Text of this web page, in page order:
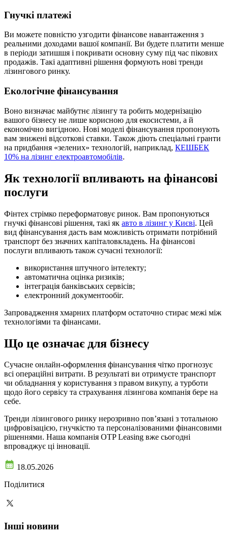
Гнучкі платежі
Ви можете повністю узгодити фінансове навантаження з
реальними доходами вашої компанії. Ви будете платити менше
в періоди затишшя і покривати основну суму під час пікових
продажів. Такі адаптивні рішення формують нові тренди
лізингового ринку.
Екологічне фінансування
Воно визначає майбутнє лізингу та робить модернізацію
вашого бізнесу не лише корисною для екосистеми, а й
економічно вигідною. Нові моделі фінансування пропонують
вам знижені відсоткові ставки. Також діють спеціальні гранти
на придбання «зелених» технологій, наприклад, КЕШБЕК
10% на лізинг електроавтомобілів.
Як технології впливають на фінансові
послуги
Фінтех стрімко переформатовує ринок. Вам пропонуються
гнучкі фінансові рішення, такі як авто в лізинг у Києві. Цей
вид фінансування дасть вам можливість отримати потрібний
транспорт без значних капіталовкладень. На фінансові
послуги впливають також сучасні технології:
використання штучного інтелекту;
автоматична оцінка ризиків;
інтеграція банківських сервісів;
електронний документообіг.
Запровадження хмарних платформ остаточно стирає межі між
технологіями та фінансами.
Що це означає для бізнесу
Сучасне онлайн-оформлення фінансування чітко прогнозує
всі операційні витрати. В результаті ви отримуєте транспорт
чи обладнання у користування з правом викупу, а турботи
щодо його сервісу та страхування лізингова компанія бере на
себе.
Тренди лізингового ринку нерозривно пов’язані з тотальною
цифровізацією, гнучкістю та персоналізованими фінансовими
рішеннями. Наша компанія OTP Leasing вже сьогодні
впроваджує ці інновації.
18.05.2026
Поділитися
Інші новини